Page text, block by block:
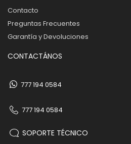
Contacto
Preguntas Frecuentes
Garantía y Devoluciones
CONTACTÁNOS
777 194 0584
777 194 0584
SOPORTE TÉCNICO